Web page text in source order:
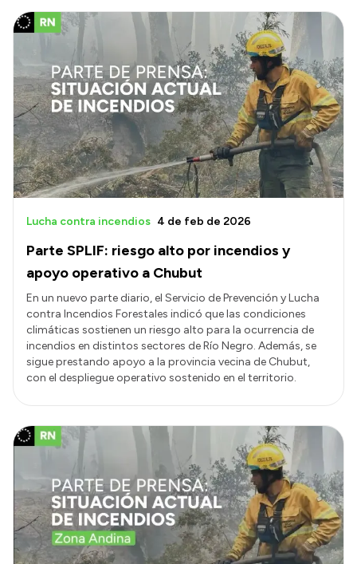
Referentes de prensa
Archivo de noticias
Transparencia
Presupuesto
Boletín Oficial
Compras y licitaciones
Consulta de expedientes
Intranet
Login
Parte SPLIF: riesgo alto por incendios y
apoyo operativo a Chubut
Lucha contra incendios 4 de feb de 2026
En un nuevo parte diario, el Servicio de Prevención y Lucha
contra Incendios Forestales indicó que las condiciones
climáticas sostienen un riesgo alto para la ocurrencia de
incendios en distintos sectores de Río Negro. Además, se
sigue prestando apoyo a la provincia vecina de Chubut,
con el despliegue operativo sostenido en el territorio.